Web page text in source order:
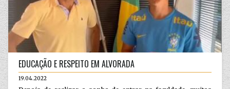
EDUCAÇÃO E RESPEITO EM ALVORADA
19.04.2022